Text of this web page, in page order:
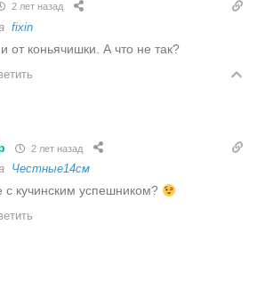
2 лет назад
fixin
от коньячишки. А что не так?
2 лет назад
Честные14см
кучинским успешником?